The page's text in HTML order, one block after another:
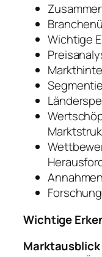
Wichtige
Wichtige